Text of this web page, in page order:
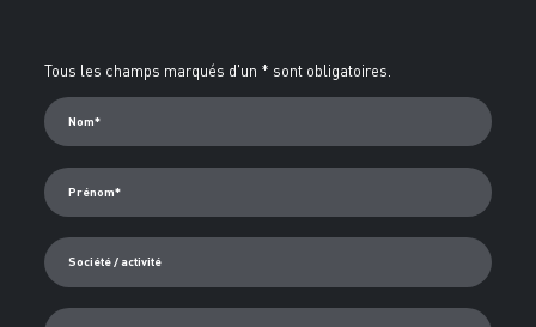
Tous les champs marqués d'un * sont obligatoires.
Nom*
Prénom*
Société / activité
Alternative: